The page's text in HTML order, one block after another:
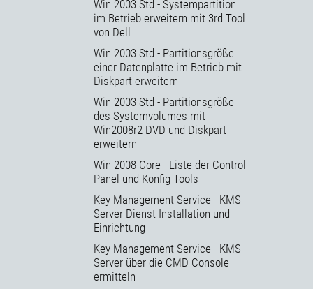
Win 2003 Std - Systempartition
im Betrieb erweitern mit 3rd Tool
von Dell
Win 2003 Std - Partitionsgröße
einer Datenplatte im Betrieb mit
Diskpart erweitern
Win 2003 Std - Partitionsgröße
des Systemvolumes mit
Win2008r2 DVD und Diskpart
erweitern
Win 2008 Core - Liste der Control
Panel und Konfig Tools
Key Management Service - KMS
Server Dienst Installation und
Einrichtung
Key Management Service - KMS
Server über die CMD Console
ermitteln